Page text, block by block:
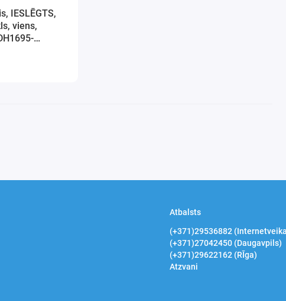
IESLĒGTS,
viens,
Atbalsts
(+371)29536882
(+371)27042450 (Daugavpils)
(+371)29622162 (RĪga)
Atzvani